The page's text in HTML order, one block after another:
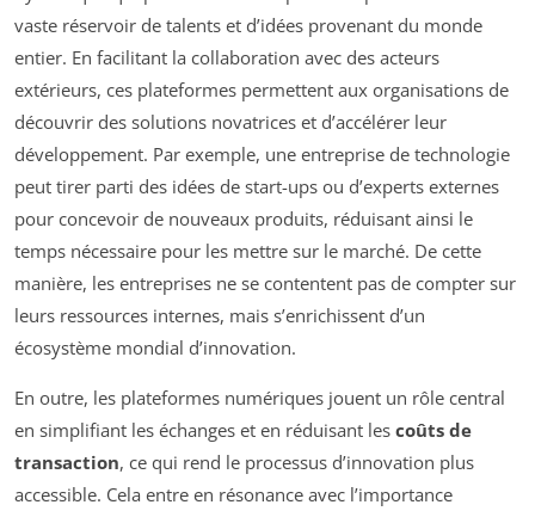
vaste réservoir de talents et d’idées provenant du monde
entier. En facilitant la collaboration avec des acteurs
extérieurs, ces plateformes permettent aux organisations de
découvrir des solutions novatrices et d’accélérer leur
développement. Par exemple, une entreprise de technologie
peut tirer parti des idées de start-ups ou d’experts externes
pour concevoir de nouveaux produits, réduisant ainsi le
temps nécessaire pour les mettre sur le marché. De cette
manière, les entreprises ne se contentent pas de compter sur
leurs ressources internes, mais s’enrichissent d’un
écosystème mondial d’innovation.
En outre, les plateformes numériques jouent un rôle central
en simplifiant les échanges et en réduisant les coûts de
transaction, ce qui rend le processus d’innovation plus
accessible. Cela entre en résonance avec l’importance